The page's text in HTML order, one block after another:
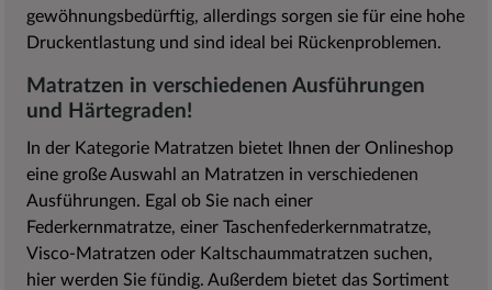
gewöhnungsbedürftig, allerdings sorgen sie für eine hohe
Druckentlastung und sind ideal bei Rückenproblemen.
Matratzen in verschiedenen Ausführungen
und Härtegraden!
In der Kategorie Matratzen bietet Ihnen der Onlineshop
eine große Auswahl an Matratzen in verschiedenen
Ausführungen. Egal ob Sie nach einer
Federkernmatratze, einer Taschenfederkernmatratze,
Visco-Matratzen oder Kaltschaummatratzen suchen,
hier werden Sie fündig. Außerdem bietet das Sortiment